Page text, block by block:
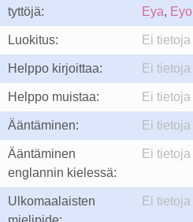
tyttöjä:
Eya, Eyo
Luokitus: Ei tietoja
Helppo kirjoittaa: Ei tietoja
Helppo muistaa: Ei tietoja
Ääntäminen: Ei tietoja
Ääntäminen
englannin kielessä:
Ei tietoja
Ulkomaalaisten
Ei tietoja